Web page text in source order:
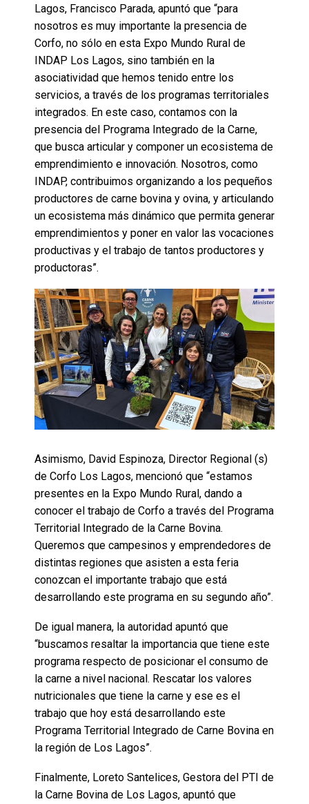
Lagos, Francisco Parada, apuntó que “para
nosotros es muy importante la presencia de
Corfo, no sólo en esta Expo Mundo Rural de
INDAP Los Lagos, sino también en la
asociatividad que hemos tenido entre los
servicios, a través de los programas territoriales
integrados. En este caso, contamos con la
presencia del Programa Integrado de la Carne,
que busca articular y componer un ecosistema de
emprendimiento e innovación. Nosotros, como
INDAP, contribuimos organizando a los pequeños
productores de carne bovina y ovina, y articulando
un ecosistema más dinámico que permita generar
emprendimientos y poner en valor las vocaciones
productivas y el trabajo de tantos productores y
productoras”.
Asimismo, David Espinoza, Director Regional (s)
de Corfo Los Lagos, mencionó que “estamos
presentes en la Expo Mundo Rural, dando a
conocer el trabajo de Corfo a través del Programa
Territorial Integrado de la Carne Bovina.
Queremos que campesinos y emprendedores de
distintas regiones que asisten a esta feria
conozcan el importante trabajo que está
desarrollando este programa en su segundo año”.
De igual manera, la autoridad apuntó que
“buscamos resaltar la importancia que tiene este
programa respecto de posicionar el consumo de
la carne a nivel nacional. Rescatar los valores
nutricionales que tiene la carne y ese es el
trabajo que hoy está desarrollando este
Programa Territorial Integrado de Carne Bovina en
la región de Los Lagos”.
Finalmente, Loreto Santelices, Gestora del PTI de
la Carne Bovina de Los Lagos, apuntó que